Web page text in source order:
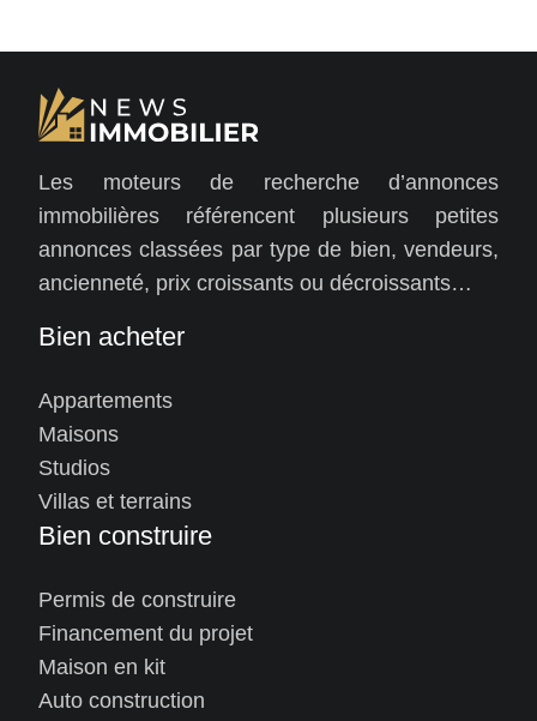
Les moteurs de recherche d’annonces
immobilières référencent plusieurs petites
annonces classées par type de bien, vendeurs,
ancienneté, prix croissants ou décroissants…
Bien acheter
Appartements
Maisons
Studios
Villas et terrains
Bien construire
Permis de construire
Financement du projet
Maison en kit
Auto construction